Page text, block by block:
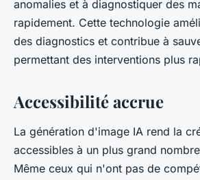
anomalies et à diagnostiquer des
rapidement. Cette technologie
des diagnostics et contribue à
permettant des interventions plus
Accessibilité accrue
La génération d'image IA rend la
accessibles à un plus grand
Même ceux qui n'ont pas de